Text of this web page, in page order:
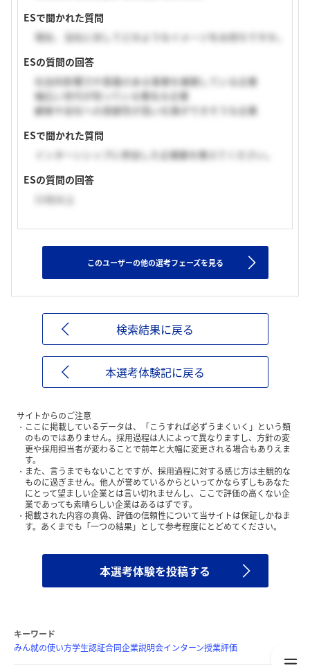
ESで聞かれた質問
現在、当社に対してどのようなイメージをお持ちですか。
ESの質問の回答
社会的影響力や意義のある事業を展開している企業
幅広い世代が知っている著名な企業
顧客や会社への貢献性が高い仕事ができそうな企業
ESで聞かれた質問
インターンシップに参加した企業数を教えてください。
ESの質問の回答
11社以上
このユーザーの他の選考フェーズを見る
検索結果に戻る
本選考体験記に戻る
サイトからのご注意
ここに掲載しているデータは、「こうすれば必ずうまくいく」という類
のものではありません。採用過程は人によって異なりますし、方針の変
更や採用担当者が変わることで前年と大幅に変更される場合もありえま
す。
また、言うまでもないことですが、採用過程に対する感じ方は主観的な
ものに過ぎません。他人が誉めているからといってかならずしもあなた
にとって望ましい企業とは言い切れませんし、ここで評価の高くない企
業であっても素晴らしい企業はあるはずです。
掲載された内容の真偽、評価の信頼性について当サイトは保証しかねま
す。あくまでも「一つの結果」として参考程度にとどめてください。
本選考体験を投稿する
キーワード
みん就の使い方学生認証合同企業説明会インターン授業評価